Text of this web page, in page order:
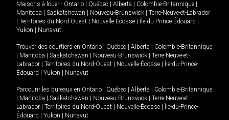
Maisons à louer - Ontario Québec Alberta Colombie-Britannique
Manitoba
Saskatchewan Nouveau-Brunswick
Terre-Neuve-et-Labrador
Territoires du Nord-Ouest Nouvelle-Écosse Île-du-Prince-Édouard
Yukon
Nunavut.
Trouver des courtiers en Ontario Québec Alberta
Colombie-Britannique
Manitoba Saskatchewan Nouveau-Brunswick
Terre-Neuve-et-
Labrador
Territoires du Nord-Ouest Nouvelle-Écosse
Île-du-Prince-
Édouard
Yukon Nunavut
Parcourir les bureaux en Ontario Québec Alberta
Colombie-Britannique
Manitoba Saskatchewan Nouveau-Brunswick
Terre-Neuve-et-
Labrador
Territoires du Nord-Ouest Nouvelle-Écosse
Île-du-Prince-
Édouard
Yukon Nunavut